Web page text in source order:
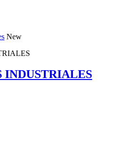
New
INDUSTRIALES